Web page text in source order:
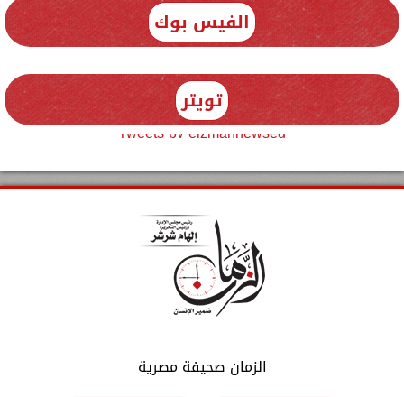
الفيس بوك
تويتر
Tweets by elzmannewseg
الزمان صحيفة مصرية